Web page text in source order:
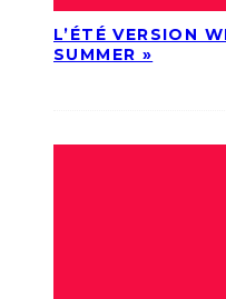
L’ÉTÉ VERSION
SUMMER »